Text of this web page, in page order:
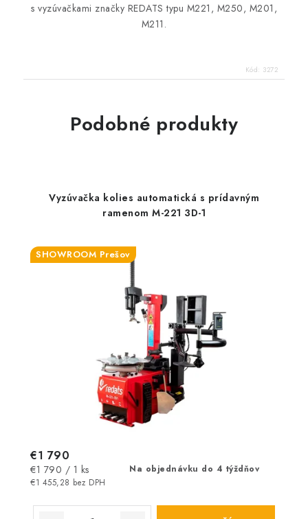
s vyzúvačkami značky REDATS typu M221, M250, M201,
M211.
Kód: 3272
Podobné produkty
Vyzúvačka kolies automatická s prídavným
ramenom M-221 3D-1
SHOWROOM Prešov
Na objednávku do 4 týždňov
€1 455,28 bez DPH
€1 790
Jednotková
cena:
€1 790 / 1 ks